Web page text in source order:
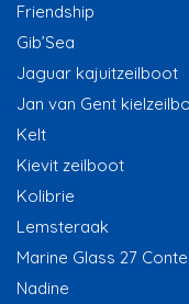
Friendship
Gib’Sea
Jaguar kajuitzeilboot
Jan van Gent
Kelt
Kievit zeilboot
Kolibrie
Lemsteraak
Marine Glass 27
Nadine